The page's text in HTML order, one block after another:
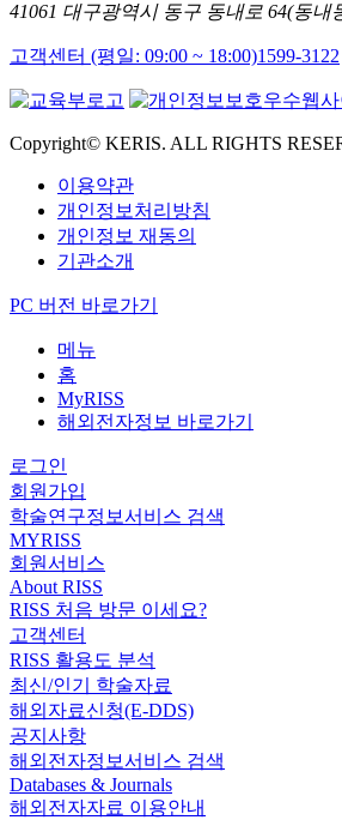
41061 대구광역시 동구 동내로 64(동내
고객센터 (평일: 09:00 ~ 18:00)1599-3122
Copyright© KERIS. ALL RIGHTS
이용약관
개인정보처리방침
개인정보 재동의
기관소개
PC 버전 바로가기
메뉴
홈
MyRISS
해외전자정보 바로가기
로그인
회원가입
학술연구정보서비스 검색
MYRISS
회원서비스
About RISS
RISS 처음 방문 이세요?
고객센터
RISS 활용도 분석
최신/인기 학술자료
해외자료신청(E-DDS)
공지사항
해외전자정보서비스 검색
Databases & Journals
해외전자자료 이용안내